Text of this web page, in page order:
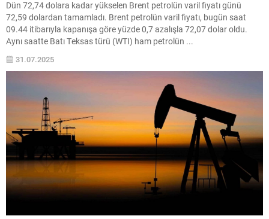
Dün 72,74 dolara kadar yükselen Brent petrolün varil fiyatı günü
72,59 dolardan tamamladı. Brent petrolün varil fiyatı, bugün saat
09.44 itibarıyla kapanışa göre yüzde 0,7 azalışla 72,07 dolar oldu.
Aynı saatte Batı Teksas türü (WTI) ham petrolün ...
31.07.2025